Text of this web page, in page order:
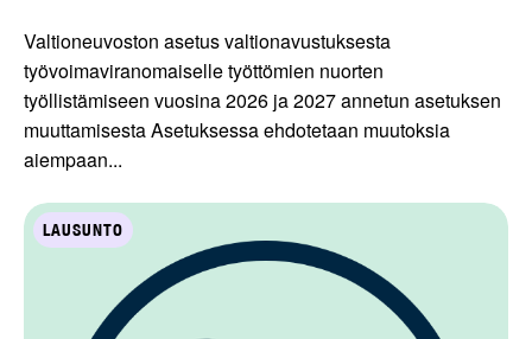
Valtioneuvoston asetus valtionavustuksesta
työvoimaviranomaiselle työttömien nuorten
työllistämiseen vuosina 2026 ja 2027 annetun asetuksen
muuttamisesta Asetuksessa ehdotetaan muutoksia
aiempaan...
LAUSUNTO